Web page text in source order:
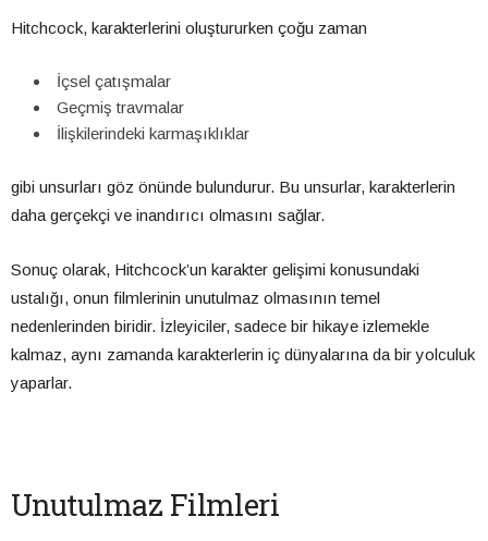
Hitchcock, karakterlerini oluştururken çoğu zaman
İçsel çatışmalar
Geçmiş travmalar
İlişkilerindeki karmaşıklıklar
gibi unsurları göz önünde bulundurur. Bu unsurlar, karakterlerin
daha gerçekçi ve inandırıcı olmasını sağlar.
Sonuç olarak, Hitchcock’un karakter gelişimi konusundaki
ustalığı, onun filmlerinin unutulmaz olmasının temel
nedenlerinden biridir. İzleyiciler, sadece bir hikaye izlemekle
kalmaz, aynı zamanda karakterlerin iç dünyalarına da bir yolculuk
yaparlar.
Unutulmaz Filmleri